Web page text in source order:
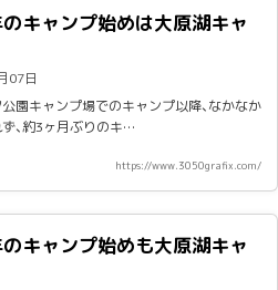
07日
園キャンプ場でのキャンプ以降、なかなか
、約3ヶ月ぶりのキ…
https://www.3050grafix.com/